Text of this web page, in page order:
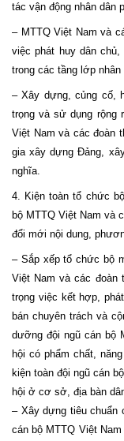
tác vận động nhân dân
– MTTQ Việt Nam và
việc phát huy dân
trong các tầng lớp nhân
– Xây dựng, củng cố,
trọng và sử dụng rộng
Việt Nam và các đoàn
gia xây dựng Đảng,
nghĩa.
4. Kiện toàn tổ chức
bộ MTTQ Việt Nam và
đổi mới nội dung,
– Sắp xếp tổ chức bộ
Việt Nam và các đoàn
trọng việc kết hợp,
bán chuyên trách và
dưỡng đội ngũ cán bộ
hội có phẩm chất,
kiện toàn đội ngũ cán
hội ở cơ sở, địa bàn
– Xây dựng tiêu chuẩn
cán bộ MTTQ Việt